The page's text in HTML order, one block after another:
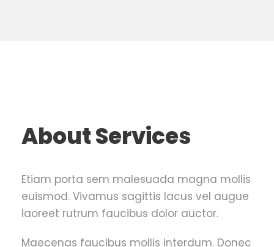
About Services
Etiam porta sem malesuada magna mollis
euismod. Vivamus sagittis lacus vel augue
laoreet rutrum faucibus dolor auctor.
Maecenas faucibus mollis interdum. Donec